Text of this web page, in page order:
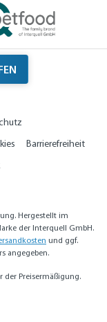
Barrierefreiheit
Hergestellt im
der Interquell GmbH.
und ggf.
angegeben.
der Preisermäßigung.